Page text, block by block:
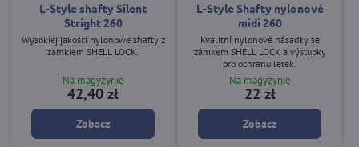
L-Style shafty Silent
Stright 260
Wysokiej jakości nylonowe shafty z
zamkiem SHELL LOCK.
Na magyzynie
42,40 zł
Zobacz
L-Style Shafty nylonové
midi 260
Kvalitní nylonové násadky se
zámkem SHELL LOCK a výstupky
pro ochranu letek.
Na magyzynie
22 zł
Zobacz